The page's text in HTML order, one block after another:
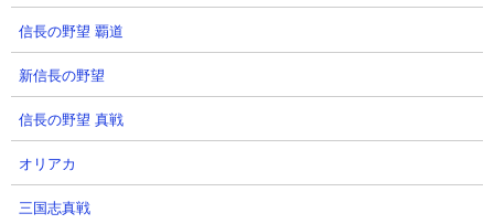
５．極悪のトリ降臨 アポカリプス ちびキンドラ
やカメカーを使った8種無課金編成攻略
【出撃メンバー】
信長の野望 覇道
新信長の野望
信長の野望 真戦
オリアカ
三国志真戦